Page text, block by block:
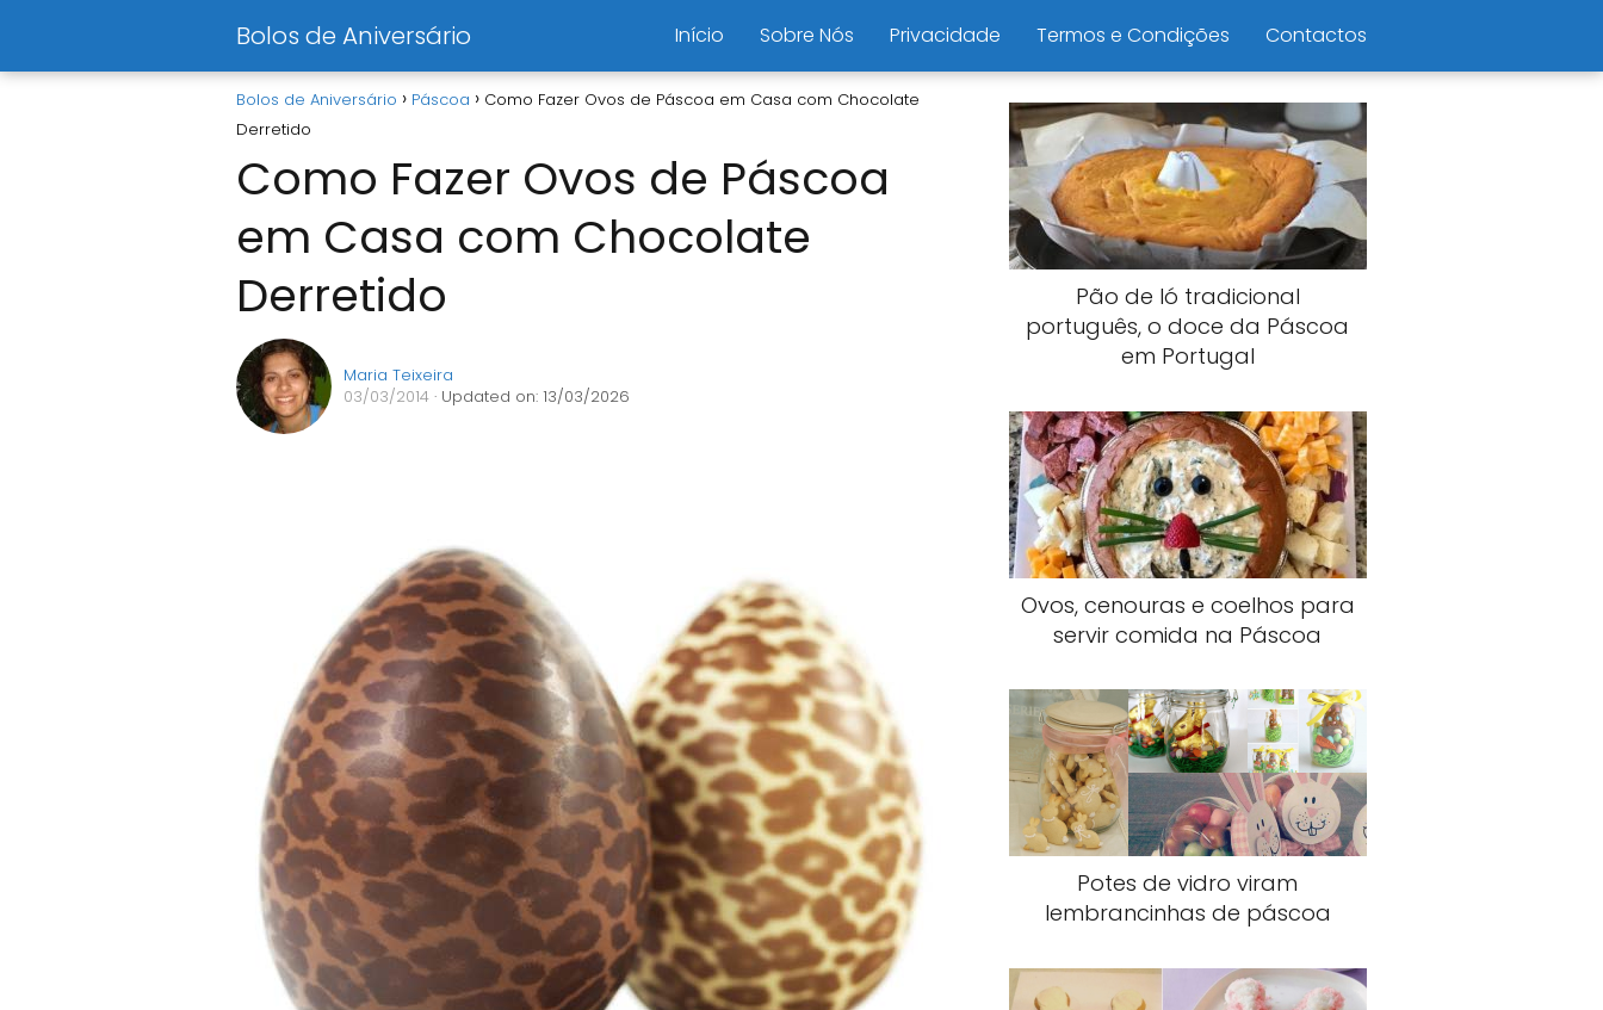
Bolos de Aniversário Início Sobre Nós Privacidade Termos e Condições Contactos
Bolos de Aniversário Páscoa
Como Fazer Ovos de Páscoa em Casa com Chocolate
Derretido
Como Fazer Ovos de Páscoa
em Casa com Chocolate
Derretido
Maria Teixeira
03/03/2014 · Updated on: 13/03/2026
Pão de ló tradicional
português, o doce da Páscoa
em Portugal
Ovos, cenouras e coelhos para
servir comida na Páscoa
Potes de vidro viram
lembrancinhas de páscoa